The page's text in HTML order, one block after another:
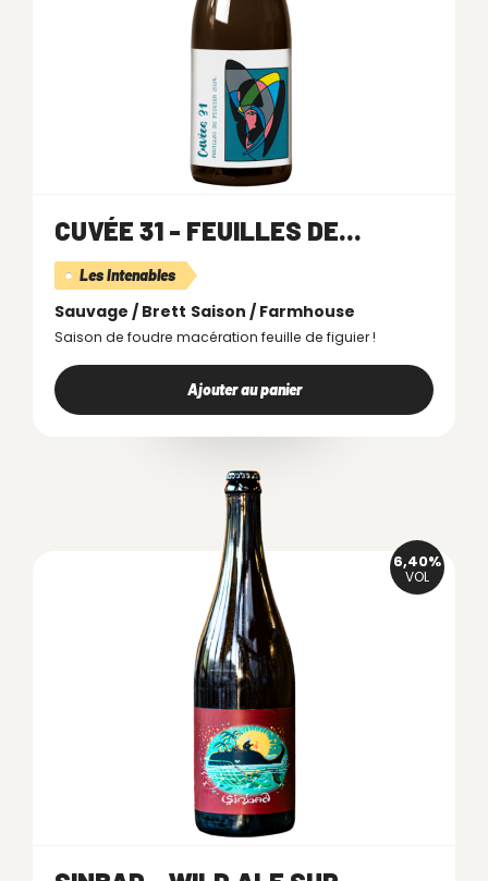
CUVÉE 31 - FEUILLES DE...
Les Intenables
Sauvage / Brett Saison / Farmhouse
Saison de foudre macération feuille de figuier !
Ajouter au panier
6,40%
VOL